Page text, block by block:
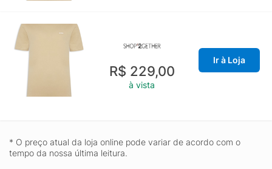
R$ 229,00
à vista
Ir à Loja
* O preço atual da loja online pode variar de acordo com o
tempo da nossa última leitura.